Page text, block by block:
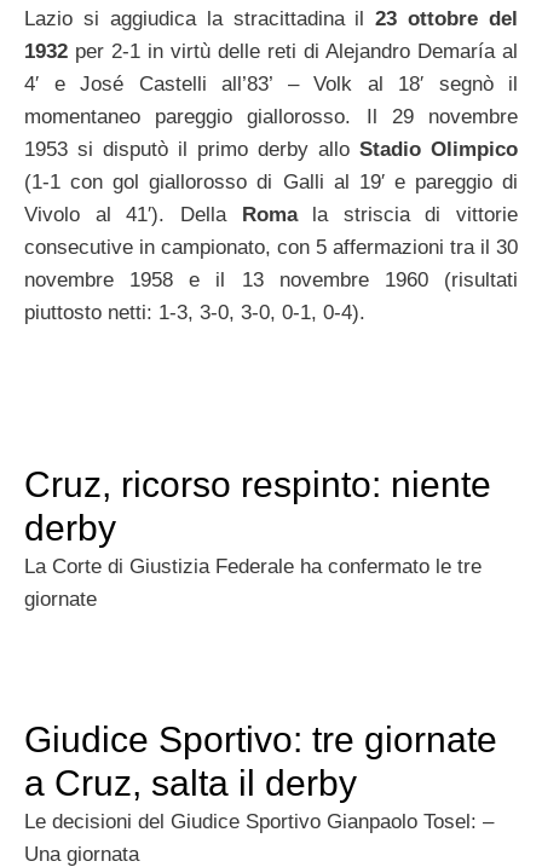
Lazio si aggiudica la stracittadina il23 ottobre del
1932 per 2-1 in virtù delle reti di Alejandro Demaría al
4′ e José Castelli all’83’ – Volk al 18′ segnò il
momentaneo pareggio giallorosso. Il 29 novembre
1953 si disputò il primo derby allo Stadio Olimpico
(1-1 con gol giallorosso di Galli al 19′ e pareggio di
Vivolo al 41′). Della
Romala striscia di vittorie
consecutive in campionato, con 5 affermazioni tra il 30
novembre 1958 e il 13 novembre 1960 (risultati
piuttosto netti: 1-3, 3-0, 3-0, 0-1, 0-4).
Cruz, ricorso respinto: niente
derby
La Corte di Giustizia Federale ha confermato le tre
giornate
Giudice Sportivo: tre giornate
a Cruz, salta il derby
Le decisioni del Giudice Sportivo Gianpaolo Tosel: –
Una giornata